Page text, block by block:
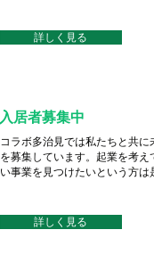
詳しく見る
入居者募集中
コラボ多治見では私たちと共
を募集しています。起業を考
い事業を見つけたいという方
詳しく見る